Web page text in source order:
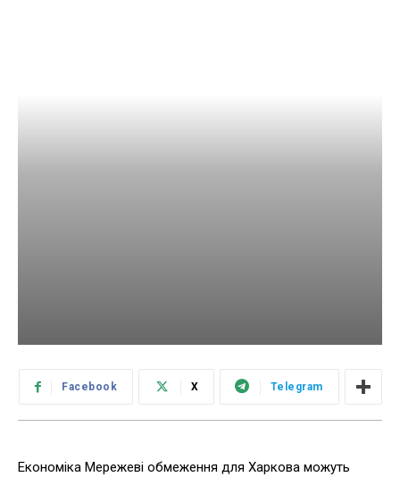
Facebook X Telegram
Економіка Мережеві обмеження для Харкова можуть